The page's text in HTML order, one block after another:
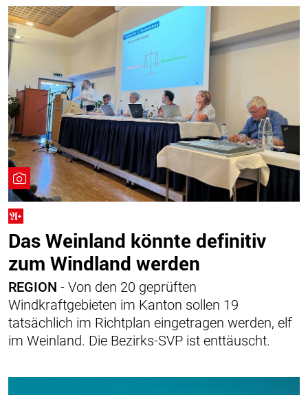
Das Weinland könnte definitiv
zum Windland werden
REGION - Von den 20 geprüften
Windkraftgebieten im Kanton sollen 19
tatsächlich im Richtplan eingetragen werden, elf
im Weinland. Die Bezirks-SVP ist enttäuscht.